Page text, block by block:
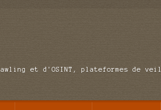
et d'OSINT, plateformes de